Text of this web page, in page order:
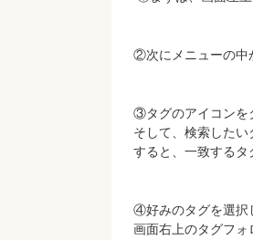
②次にメニューの中
③タグのアイコンを
そして、検索したい
すると、一致するタ
④好みのタグを選択
画面右上のタグフォ